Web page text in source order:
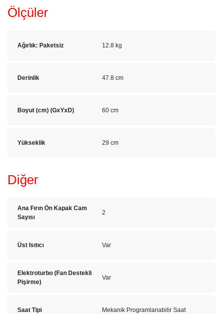
Ölçüler
Ağırlık: Paketsiz 12.8 kg
Derinlik 47.8 cm
Boyut (cm) (GxYxD) 60 cm
Yükseklik 29 cm
Diğer
Ana Fırın Ön Kapak Cam
Sayısı
2
Üst Isıtıcı Var
Elektroturbo (Fan Destekli
Pişirme)
Var
Saat Tipi Mekanik Programlanabilir Saat